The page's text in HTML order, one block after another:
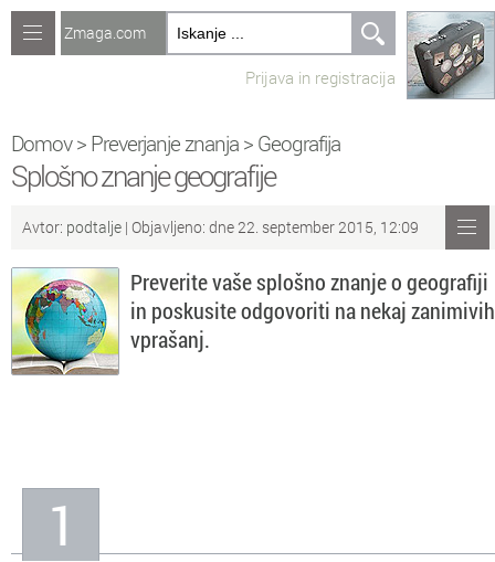
Računalništvo
Recepti
Naredi sam
Forum
Preverjanje znanja
Sv Sveže teme na forumu
So Objavljanje vsebin
Informacije o nas
Zmaga.com
Prijava in registracija
Domov> Preverjanje znanja > Geografija
Splošno znanje geografije
Avtor: podtalje | Objavljeno: dne 22. september 2015, 12:09
Preverite vaše splošno znanje o geografiji
in poskusite odgovoriti na nekaj zanimivih
vprašanj.
1